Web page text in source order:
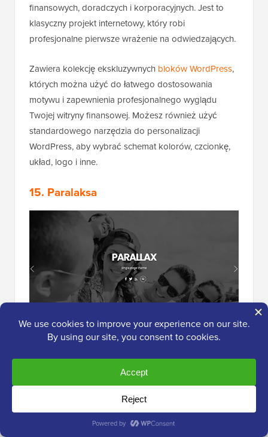
finansowych, doradczych i korporacyjnych. Jest to
klasyczny projekt internetowy, który robi
profesjonalne pierwsze wrażenie na odwiedzających.
Zawiera kolekcję ekskluzywnych bloków WordPress,
których można użyć do łatwego dostosowania
motywu i zapewnienia profesjonalnego wyglądu
Twojej witryny finansowej. Możesz również użyć
standardowego narzędzia do personalizacji
WordPress, aby wybrać schemat kolorów, czcionkę,
układ, logo i inne.
15. Paralaksa
pasowałby każdemu doradcy finansowemu. Jest
zaprojektowany jako motyw jednostronicowy, ale
może być również używany jako strona
wielostronicowa.